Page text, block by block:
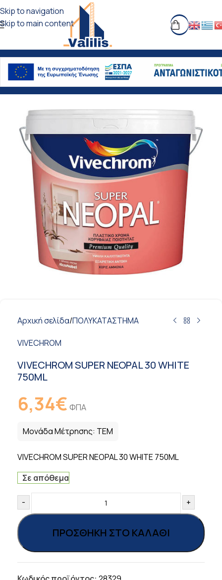
Skip to navigation
Skip to main content
Αρχική σελίδα/ΠΟΛΥΚΑΤΑΣΤΗΜΑ
VIVECHROM
VIVECHROM SUPER NEOPAL 30 WHITE
750ML
6,34€ ΦΠΑ
Μονάδα Μέτρησης: ΤΕΜ
VIVECHROM SUPER NEOPAL 30 WHITE 750ML
Σε απόθεμα
- +
ΠΡΟΣΘΉΚΗ ΣΤΟ ΚΑΛΆΘΙ